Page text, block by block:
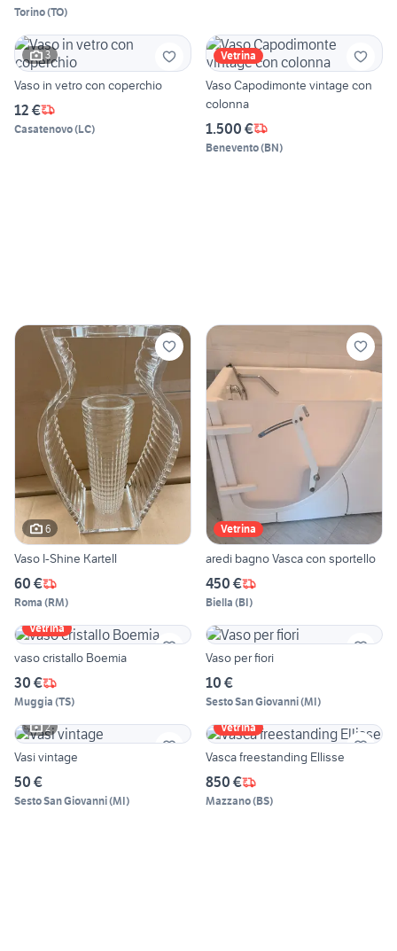
Torino(TO)
3
Vaso in vetro con coperchio
12 €
Casatenovo(LC)
Vetrina
Vaso Capodimonte vintage con
colonna
1.500 €
Benevento(BN)
6
Vaso I-Shine Kartell
60 €
Roma (RM)
Vetrina
aredi bagno Vasca con sportello
450 €
Biella (BI)
Vetrina
vaso cristallo Boemia
30 €
Muggia (TS)
Vaso per fiori
10 €
Sesto San Giovanni(MI)
2
Vasi vintage
50 €
Sesto San Giovanni(MI)
Vetrina
Vasca freestanding Ellisse
850 €
Mazzano(BS)